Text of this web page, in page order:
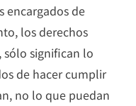
encargados de
los derechos
significan lo
de hacer cumplir
no lo que puedan